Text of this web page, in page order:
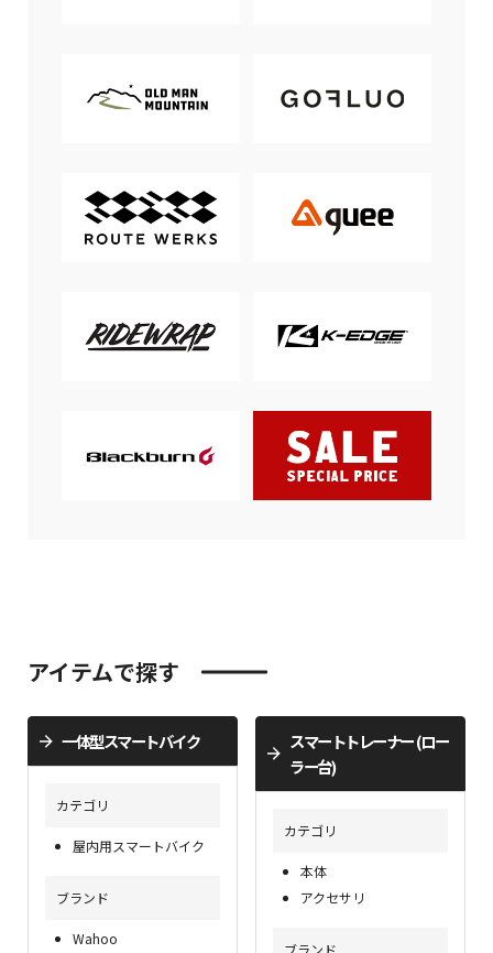
アイテムで探す
一体型スマートバイク
カテゴリ
屋内用スマートバイク
ブランド
Wahoo
スマートトレーナー (ロー
ラー台)
カテゴリ
本体
アクセサリ
ブランド